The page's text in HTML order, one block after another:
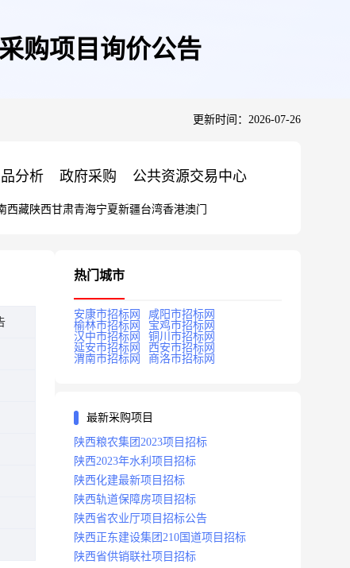
购项目询价公告
更新时间：2026-07-26
分析 政府采购 公共资源交易中心
西藏陕西甘肃青海宁夏新疆台湾香港澳门
热门城市
安康市招标网
咸阳市招标网
榆林市招标网
宝鸡市招标网
汉中市招标网
铜川市招标网
延安市招标网
西安市招标网
渭南市招标网
商洛市招标网
最新采购项目
陕西粮农集团2023项目招标
陕西2023年水利项目招标
陕西化建最新项目招标
陕西轨道保障房项目招标
陕西省农业厅项目招标公告
陕西正东建设集团210国道项目招标
陕西省供销联社项目招标